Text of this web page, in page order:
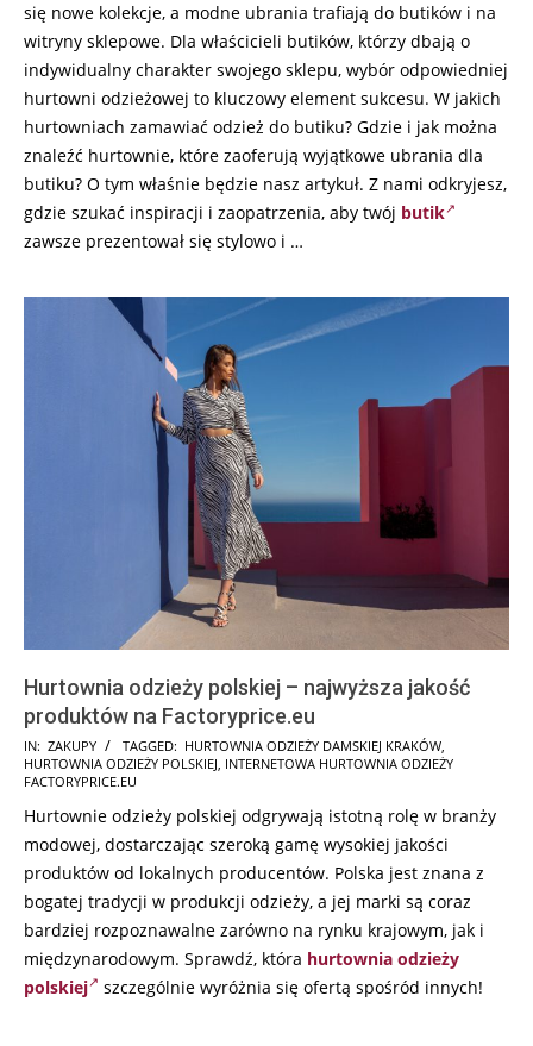
się nowe kolekcje, a modne ubrania trafiają do butików i na
witryny sklepowe. Dla właścicieli butików, którzy dbają o
indywidualny charakter swojego sklepu, wybór odpowiedniej
hurtowni odzieżowej to kluczowy element sukcesu. W jakich
hurtowniach zamawiać odzież do butiku? Gdzie i jak można
znaleźć hurtownie, które zaoferują wyjątkowe ubrania dla
butiku? O tym właśnie będzie nasz artykuł. Z nami odkryjesz,
gdzie szukać inspiracji i zaopatrzenia, aby twój butik
zawsze prezentował się stylowo i …
Hurtownia odzieży polskiej – najwyższa jakość
produktów na Factoryprice.eu
2025-
08-
IN: ZAKUPY TAGGED: HURTOWNIA ODZIEŻY DAMSKIEJ KRAKÓW
HURTOWNIA ODZIEŻY POLSKIEJ INTERNETOWA HURTOWNIA ODZIEŻY
FACTORYPRICE.EU
Hurtownie odzieży polskiej odgrywają istotną rolę w branży
modowej, dostarczając szeroką gamę wysokiej jakości
produktów od lokalnych producentów. Polska jest znana z
bogatej tradycji w produkcji odzieży, a jej marki są coraz
bardziej rozpoznawalne zarówno na rynku krajowym, jak i
międzynarodowym. Sprawdź, która hurtownia odzieży
polskiej
szczególnie wyróżnia się ofertą spośród innych!